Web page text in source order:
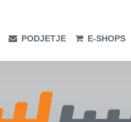
PODJETJE E-SHOPS